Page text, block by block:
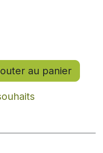
au panier